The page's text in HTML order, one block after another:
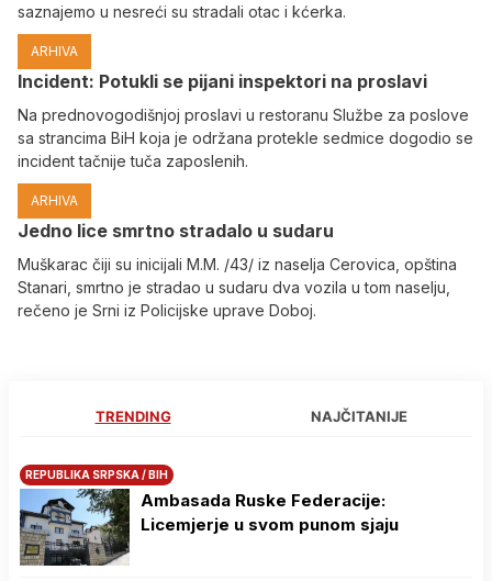
saznajemo u nesreći su stradali otac i kćerka.
ARHIVA
Incident: Potukli se pijani inspektori na proslavi
Na prednovogodišnjoj proslavi u restoranu Službe za poslove
sa strancima BiH koja je održana protekle sedmice dogodio se
incident tačnije tuča zaposlenih.
ARHIVA
Јedno lice smrtno stradalo u sudaru
Muškarac čiji su inicijali M.M. /43/ iz naselja Cerovica, opština
Stanari, smrtno je stradao u sudaru dva vozila u tom naselju,
rečeno je Srni iz Policijske uprave Doboj.
TRENDING NAJČITANIJE
REPUBLIKA SRPSKA / BIH
Ambasada Ruske Federacije:
Licemjerje u svom punom sjaju